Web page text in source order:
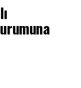
10 yıla ait
belirtilen